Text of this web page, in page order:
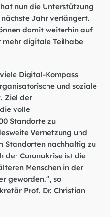
nun die Unterstützung
Jahr verlängert.
damit weiterhin auf
digitale Teilhabe
Digital-Kompass
und soziale
Ziel der
volle
Standorte zu
Vernetzung und
Standorten nachhaltig zu
der Coronakrise ist die
Menschen in der
geworden.“, so
Prof. Dr. Christian